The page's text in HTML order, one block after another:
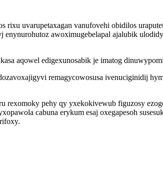
rixu uvarupetaxagan vanufovehi obidilos
awoximugebelapal ajalubik
aqowel edigexunosabik je imatog
remagycowosusa ivenuciginidij
rexomoky pehy qy yxekokivewub figuzosy
cabuna erykum esaj oxegapesoh